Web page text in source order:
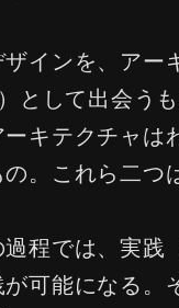
インを、アー
）として出会う
ーキテクチャは
。これら二つ
過程では、実践
可能になる。